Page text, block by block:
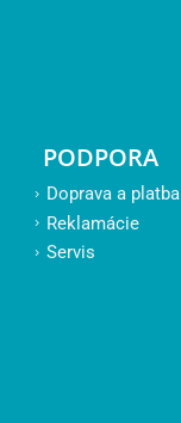
PODPORA
Doprava a platba
Reklamácie
Servis